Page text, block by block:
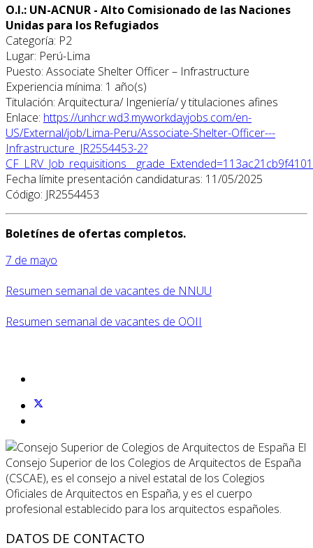
O.I.: UN-ACNUR - Alto Comisionado de las Naciones
Unidas para los Refugiados
Categoría: P2
Lugar: Perú-Lima
Puesto: Associate Shelter Officer – Infrastructure
Experiencia mínima: 1 año(s)
Titulación: Arquitectura/ Ingeniería/ y titulaciones afines
Enlace: https://unhcr.wd3.myworkdayjobs.com/en-
US/External/job/Lima-Peru/Associate-Shelter-Officer---
Infrastructure_JR2554453-2?
Fecha límite presentación candidaturas: 11/05/2025
Código: JR2554453
Boletínes de ofertas completos.
7 de mayo
Resumen semanal de vacantes de NNUU
Resumen semanal de vacantes de OOII
El
Consejo Superior de los Colegios de Arquitectos de España
(CSCAE), es el consejo a nivel estatal de los Colegios
Oficiales de Arquitectos en España, y es el cuerpo
profesional establecido para los arquitectos españoles.
DATOS DE CONTACTO